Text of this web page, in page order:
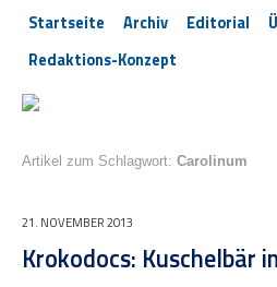
Startseite Archiv Editorial
Redaktions-Konzept
Artikel zum Schlagwort: Carolinum
21. NOVEMBER 2013
Krokodocs: Kuschelbär